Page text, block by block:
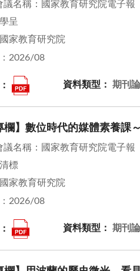
名稱：國家教育研究院電子報
呈
家教育研究院
2026/08
資料類型： 期刊
欄】數位時代的媒體素養課
名稱：國家教育研究院電子報
標
家教育研究院
2026/08
資料類型： 期刊